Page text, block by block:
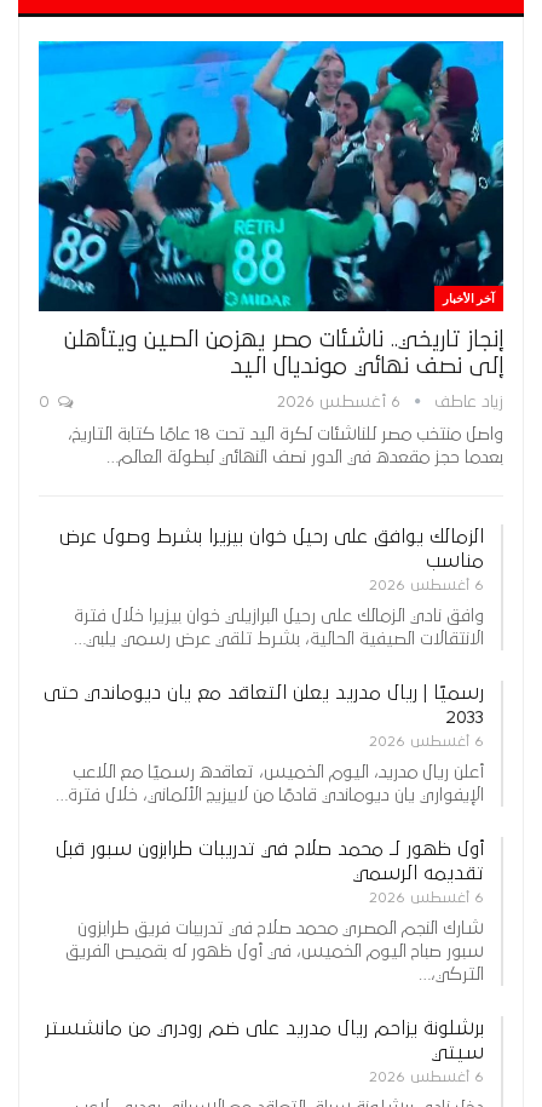
آخر الأخبار
إنجاز تاريخي.. ناشئات مصر يهزمن الصين ويتأهلن
إلى نصف نهائي مونديال اليد
زياد عاطف 6 أغسطس 2026
واصل منتخب مصر للناشئات لكرة اليد تحت 18 عامًا كتابة التاريخ،
بعدما حجز مقعده في الدور نصف النهائي لبطولة العالم…
الزمالك يوافق على رحيل خوان بيزيرا بشرط وصول عرض
مناسب
6 أغسطس 2026
وافق نادي الزمالك على رحيل البرازيلي خوان بيزيرا خلال فترة
الانتقالات الصيفية الحالية، بشرط تلقي عرض رسمي يلبي…
رسميًا | ريال مدريد يعلن التعاقد مع يان ديوماندي حتى
2033
6 أغسطس 2026
أعلن ريال مدريد، اليوم الخميس، تعاقده رسميًا مع اللاعب
الإيفواري يان ديوماندي قادمًا من لايبزيج الألماني، خلال فترة…
أول ظهور لـ محمد صلاح في تدريبات طرابزون سبور قبل
تقديمه الرسمي
6 أغسطس 2026
شارك النجم المصري محمد صلاح في تدريبات فريق طرابزون
سبور صباح اليوم الخميس، في أول ظهور له بقميص الفريق
التركي،…
برشلونة يزاحم ريال مدريد على ضم رودري من مانشستر
سيتي
6 أغسطس 2026